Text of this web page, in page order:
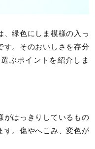
、緑色にしま模様の入っ
す。そのおいしさを存分
ぶポイントを紹介しま
がはっきりしているもの
す。傷やへこみ、変色が